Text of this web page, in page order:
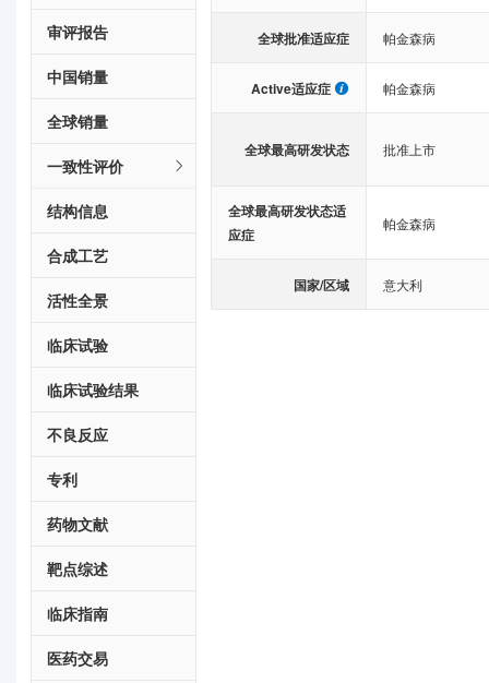
审评报告
中国销量
全球销量
一致性评价
结构信息
合成工艺
活性全景
临床试验
临床试验结果
不良反应
专利
药物文献
靶点综述
临床指南
医药交易
全球批准适应症 帕金森病
Active适应症 帕金森病
全球最高研发状态 批准上市
全球最高研发状态适
应症
帕金森病
国家/区域 意大利